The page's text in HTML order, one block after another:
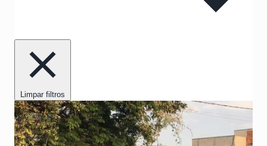
Limpar filtros